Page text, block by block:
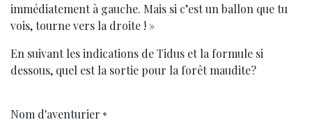
immédiatement à gauche. Mais si c’est un ballon que tu
vois, tourne vers la droite ! »
En suivant les indications de Tidus et la formule si
dessous, quel est la sortie pour la forêt maudite?
Nom d'aventurier *